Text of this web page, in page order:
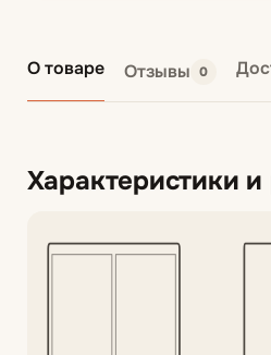
О товаре Отзывы 0
Характеристики